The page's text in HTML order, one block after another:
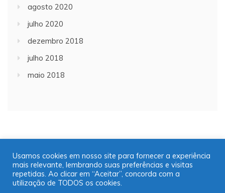
agosto 2020
julho 2020
dezembro 2018
julho 2018
maio 2018
Copyright © 2001/2021 | JT Jornal A Trombeta | 16
99725-9952
Usamos cookies em nosso site para fornecer a experiência
mais relevante, lembrando suas preferências e visitas
repetidas. Ao clicar em “Aceitar”, concorda com a
utilização de TODOS os cookies.